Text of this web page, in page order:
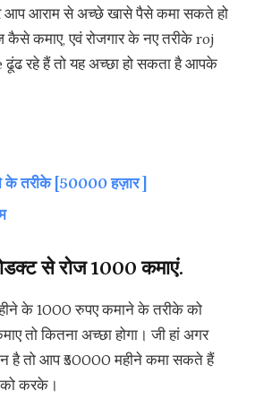
आप आराम से अच्छे खासे पैसे कमा सकते हो
कैसे कमाए, एवं रोजगार के नए तरीके roj
रहे हैं तो यह अच्छा हो सकता है आपके
के तरीके [50000 हज़ार ]
से रोज ₹1000 कमाएं.
के 1000 रुपए कमाने के तरीके को
तो कितना अच्छा होगा। जी हां अगर
है तो आप ₹50000 महीने कमा सकते हैं
करके।